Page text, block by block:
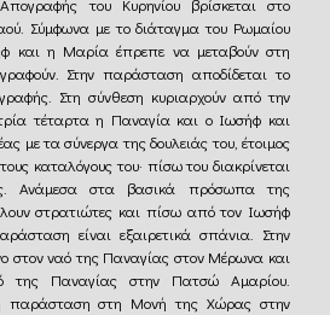
του Κυρηνίου βρίσκεται στο
Σύμφωνα με το διάταγμα του Ρωμαίου
και η Μαρία έπρεπε να μεταβούν στη
Στην παράσταση αποδίδεται το
Στη σύνθεση κυριαρχούν από την
τέταρτα η Παναγία και ο Ιωσήφ και
με τα σύνεργα της δουλειάς του, έτοιμος
καταλόγους του· πίσω του διακρίνεται
Ανάμεσα στα βασικά πρόσωπα της
στρατιώτες και πίσω από τον Ιωσήφ
είναι εξαιρετικά σπάνια. Στην
στον ναό της Παναγίας στον Μέρωνα και
της Παναγίας στην Πατσώ Αμαρίου.
παράσταση στη Μονή της Χώρας στην